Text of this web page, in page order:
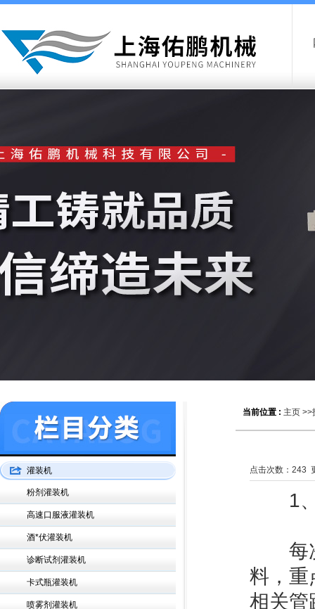
当前位置 : 主页 >>
点击次数： 243
1、
每次
料，重
相关管
灌装机
粉剂灌装机
高速口服液灌装机
酒*伏灌装机
诊断试剂灌装机
卡式瓶灌装机
喷雾剂灌装机